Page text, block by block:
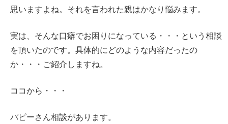
思いますよね。それを言われた親はかなり悩みます。
実は、そんな口癖でお困りになっている・・・という相談
を頂いたのです。具体的にどのような内容だったの
か・・・ご紹介しますね。
ココから・・・
パピーさん相談があります。